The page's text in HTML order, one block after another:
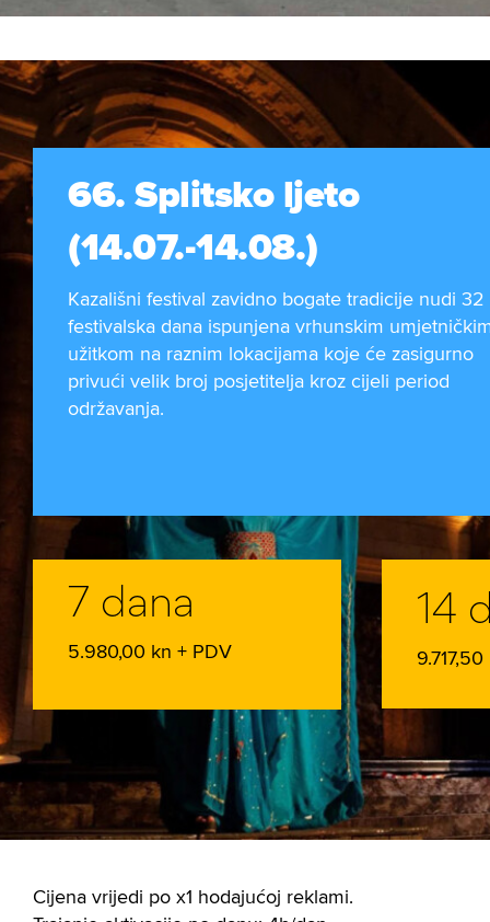
66. Splitsko ljeto
(14.07.-14.08.)
Kazališni festival zavidno bogate tradicije nudi 32
festivalska dana ispunjena vrhunskim
užitkom na raznim lokacijama koje će zasigurno
privući velik broj posjetitelja kroz cijeli period
održavanja.
7 dana
5.980,00 kn + PDV
14
Cijena vrijedi po x1 hodajućoj reklami.